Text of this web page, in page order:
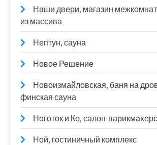
Наши двери, магазин
из массива
Нептун, сауна
Новое Решение
Новоизмайловская, баня на
финская сауна
Ноготок и Ко, салон-
Ной, гостиничный комплекс